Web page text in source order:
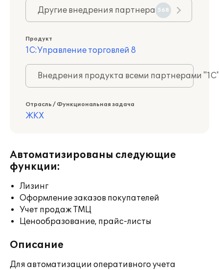
Другие внедрения партнера 568
Продукт
1С:Управление торговлей 8
Внедрения продукта всеми партнерами
Отрасль / Функциональная задача
ЖКХ
Автоматизированы следующие
функции:
Лизинг
Оформление заказов покупателей
Учет продаж ТМЦ
Ценообразование, прайс-листы
Описание
Для автоматизации оперативного учета